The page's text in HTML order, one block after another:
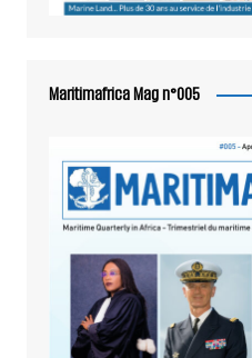
Maritimafrica Mag n°005